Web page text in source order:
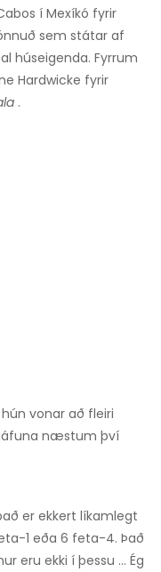
í Mexíkó fyrir
sem státar af
húseigenda. Fyrrum
Hardwicke fyrir
.
vonar að fleiri
næstum því
er ekkert líkamlegt
1 eða 6 feta-4. Það
eru ekki í þessu ... Ég